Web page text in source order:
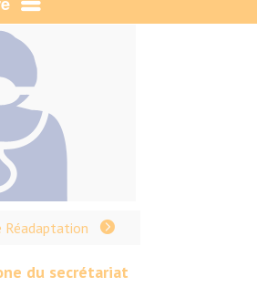
Réadaptation
du secrétariat